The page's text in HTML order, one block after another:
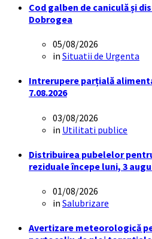
Cod galben de caniculă și
Dobrogea
05/08/2026
in Situatii de Urgenta
Intrerupere parțială
7.08.2026
03/08/2026
in Utilitati publice
Distribuirea pubelelor
reziduale începe luni, 3
01/08/2026
in Salubrizare
Avertizare meteorologică